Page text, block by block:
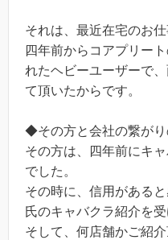
それは、最近在宅のお
四年前からコアプリー
れたヘビーユーザーで
て頂いたからです。
◆その方と会社の繋が
その方は、四年前にキ
でした。
その時に、信用がある
氏のキャバクラ紹介を受
そして、何店舗かご紹